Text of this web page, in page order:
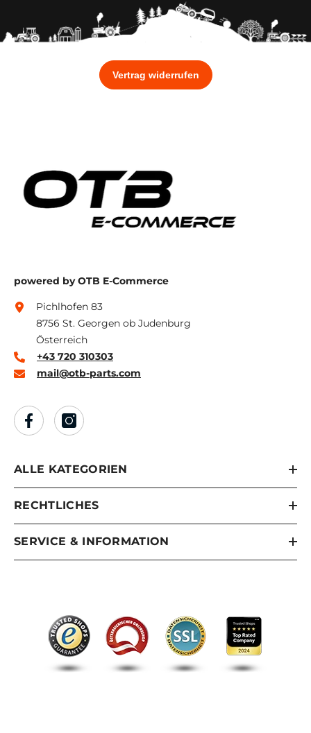
powered by OTB E-Commerce
Pichlhofen 83
8756 St. Georgen ob Judenburg
Österreich
+43 720 310303
mail@otb-parts.com
ALLE KATEGORIEN
RECHTLICHES
SERVICE & INFORMATION